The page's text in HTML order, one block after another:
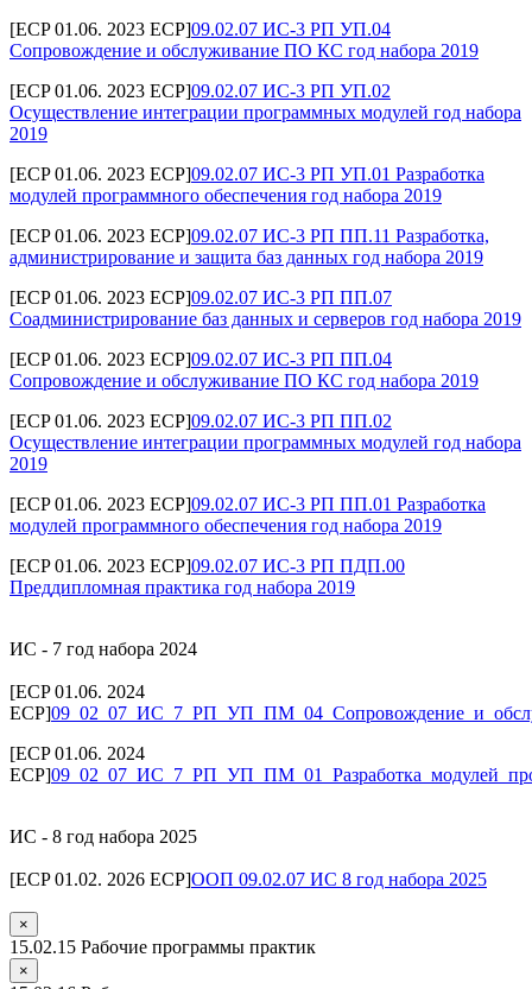
[ECP 01.06. 2023 ECP]09.02.07 ИС-3 РП УП.04
Сопровождение и обслуживание ПО КС год набора 2019
[ECP 01.06. 2023 ECP]09.02.07 ИС-3 РП УП.02
Осуществление интеграции программных модулей год набора
2019
[ECP 01.06. 2023 ECP]09.02.07 ИС-3 РП УП.01 Разработка
модулей программного обеспечения год набора 2019
[ECP 01.06. 2023 ECP]09.02.07 ИС-3 РП ПП.11 Разработка,
администрирование и защита баз данных год набора 2019
[ECP 01.06. 2023 ECP]09.02.07 ИС-3 РП ПП.07
Соадминистрирование баз данных и серверов год набора 2019
[ECP 01.06. 2023 ECP]09.02.07 ИС-3 РП ПП.04
Сопровождение и обслуживание ПО КС год набора 2019
[ECP 01.06. 2023 ECP]09.02.07 ИС-3 РП ПП.02
Осуществление интеграции программных модулей год набора
2019
[ECP 01.06. 2023 ECP]09.02.07 ИС-3 РП ПП.01 Разработка
модулей программного обеспечения год набора 2019
[ECP 01.06. 2023 ECP]09.02.07 ИС-3 РП ПДП.00
Преддипломная практика год набора 2019
ИС - 7 год набора 2024
[ECP 01.06. 2024
ECP]
[ECP 01.06. 2024
ECP]
ИС - 8 год набора 2025
[ECP 01.02. 2026 ECP]ООП 09.02.07 ИС 8 год набора 2025
×
15.02.15 Рабочие программы практик
×